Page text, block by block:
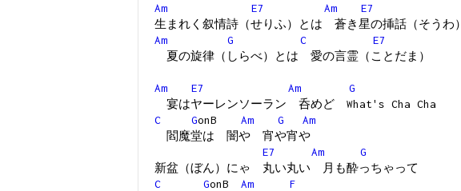
Am E7 Am
E7
生まれく叙情詩（せりふ）とは 蒼き星の挿話（そうわ）
Am
G C
E7
夏の旋律（しらべ）とは 愛の言霊（ことだま）
Am E7 Am
G
宴はヤーレンソーラン 呑めど What's Cha Cha
C
GonB Am G
Am
閻魔堂は 闇や 宵や宵や
E7
Am
G
新盆（ぼん）にゃ 丸い丸い 月も酔っちゃって
C
GonB Am
F